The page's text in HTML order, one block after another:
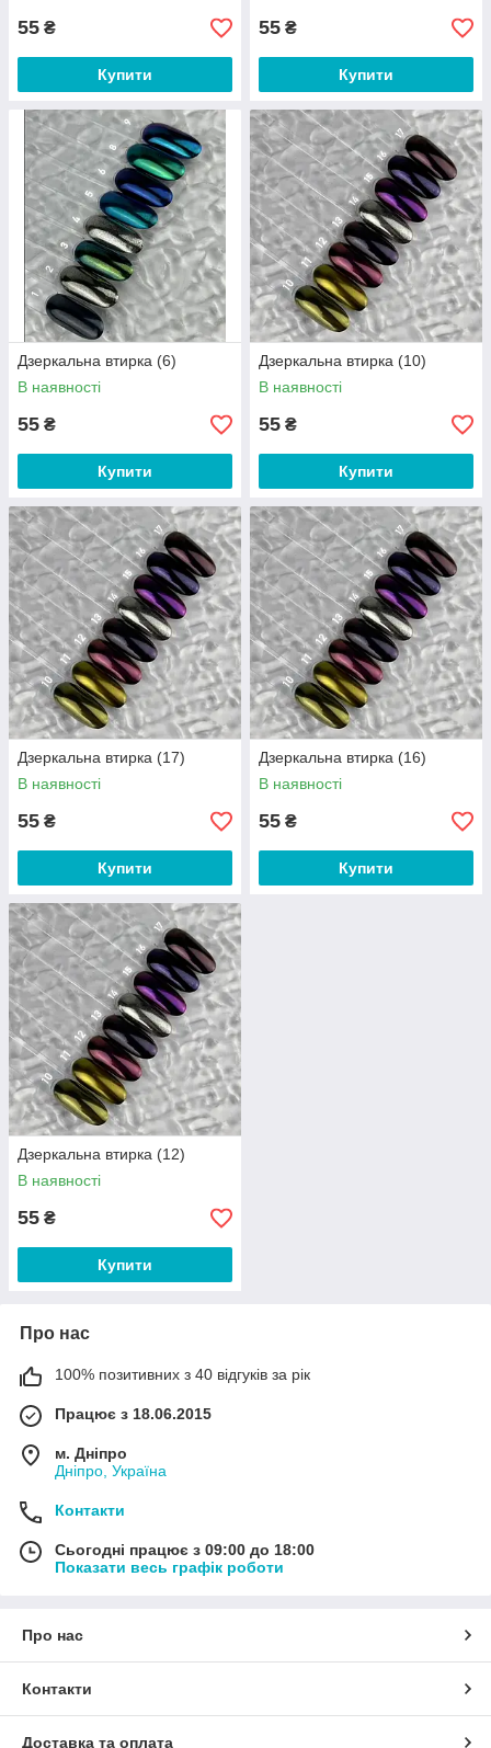
55 ₴
Купити
55 ₴
Купити
Дзеркальна втирка (6)
В наявності
55 ₴
Купити
Дзеркальна втирка (10)
В наявності
55 ₴
Купити
Дзеркальна втирка (17)
В наявності
55 ₴
Купити
Дзеркальна втирка (16)
В наявності
55 ₴
Купити
Дзеркальна втирка (12)
В наявності
55 ₴
Купити
Про нас
100% позитивних з 40 відгуків за рік
Працює з 18.06.2015
м. Дніпро
Дніпро, Україна
Контакти
Сьогодні працює з 09:00 до 18:00
Показати весь графік роботи
Про нас
Контакти
Доставка та оплата